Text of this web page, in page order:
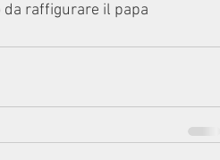
raffigurare il papa